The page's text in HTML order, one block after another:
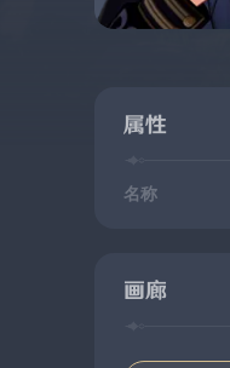
属性
名称
画廊